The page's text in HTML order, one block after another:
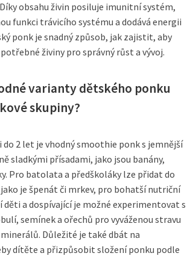
obsahu živin posiluje imunitní systém,
funkci trávicího systému a dodává energii
ponk je snadný způsob, jak zajistit, aby
živiny pro správný růst a vývoj.
varianty dětského ponku
skupiny?
2 let je vhodný smoothie ponk s jemnější
sladkými přísadami, jako jsou banány,
Pro batolata a předškoláky lze přidat do
je špenát či mrkev, pro bohatší nutriční
děti a dospívající je možné experimentovat s
semínek a ořechů pro vyváženou stravu
Důležité je také dbát na
dítěte a přizpůsobit složení ponku podle